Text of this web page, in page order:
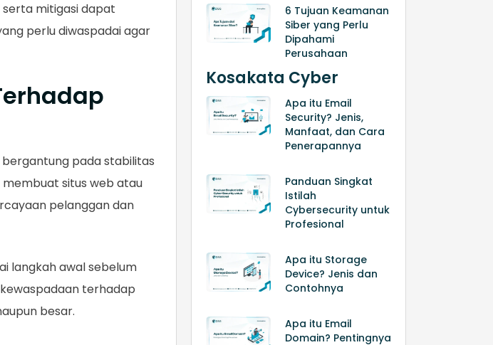
mitigasi dapat
perlu diwaspadai agar
pada stabilitas
situs web atau
pelanggan dan
langkah awal sebelum
terhadap
besar.
6 Tujuan Keamanan
Siber yang Perlu
Dipahami
Perusahaan
Kosakata Cyber
Apa itu Email
Security? Jenis,
Manfaat, dan Cara
Penerapannya
Panduan Singkat
Istilah
Cybersecurity untuk
Profesional
Apa itu Storage
Device? Jenis dan
Contohnya
Apa itu Email
Domain? Pentingnya